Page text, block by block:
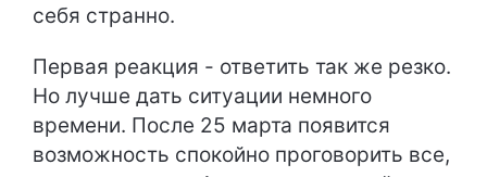
себя странно.
Первая реакция - ответить так же резко.
Но лучше дать ситуации немного
времени. После 25 марта появится
возможность спокойно проговорить все,